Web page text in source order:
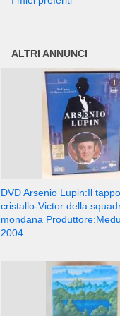
ALTRI ANNUNCI
DVD Arsenio Lupin:Il
cristallo-Victor della
mondana
2004